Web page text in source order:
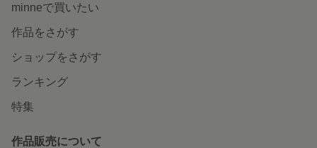
minneで買いたい
作品をさがす
ショップをさがす
ランキング
特集
作品販売について